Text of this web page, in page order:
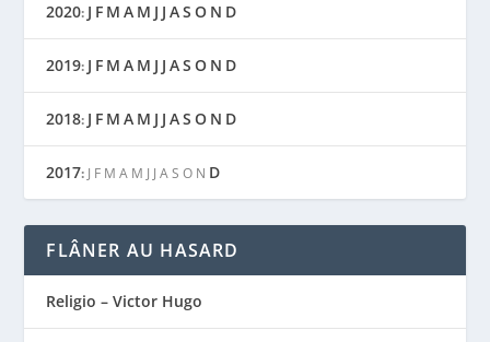
2020: J F M A M J J AS O N D
2019: J F M A M J J AS O N D
2018: J F M A M J J AS O N D
2017: J F M A M J J A S O N D
FLÂNER AU HASARD
Religio – Victor Hugo